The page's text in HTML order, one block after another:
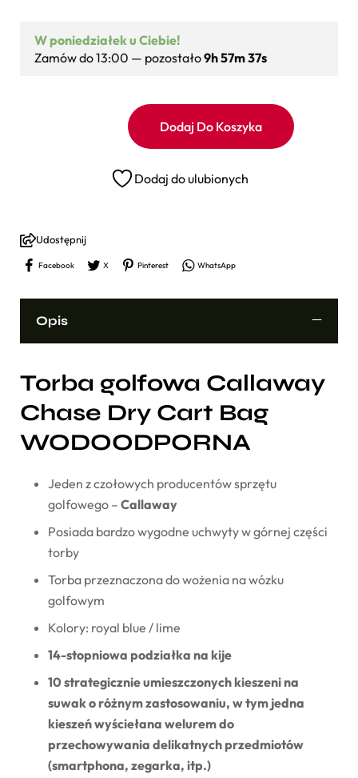
W poniedziałek u Ciebie!
Zamów do 13:00 — pozostało9h 57m 37s
Dodaj Do Koszyka
Dodaj do ulubionych
Udostępnij
Facebook X Pinterest WhatsApp
Opis
Torba golfowa Callaway
Chase Dry Cart Bag
WODOODPORNA
Jeden z czołowych producentów sprzętu
golfowego – Callaway
Posiada bardzo wygodne uchwyty w górnej części
torby
Torba przeznaczona do wożenia na wózku
golfowym
Kolory: royal blue / lime
14-stopniowa podziałka na kije
10 strategicznie umieszczonych kieszeni na
suwak o różnym zastosowaniu, w tym jedna
kieszeń wyściełana welurem do
przechowywania delikatnych przedmiotów
(smartphona, zegarka, itp.)